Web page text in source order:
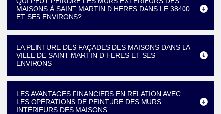
MAISONS À SAINT MARTIN D HERES DANS LE 38400
ET SES ENVIRONS?
LA PEINTURE DES FAÇADES DES MAISONS DANS LA
VILLE DE SAINT MARTIN D HERES ET SES
ENVIRONS
LES AVANTAGES FINANCIERS EN RELATION AVEC
LES OPÉRATIONS DE PEINTURE DES MURS
INTÉRIEURS DES MAISONS